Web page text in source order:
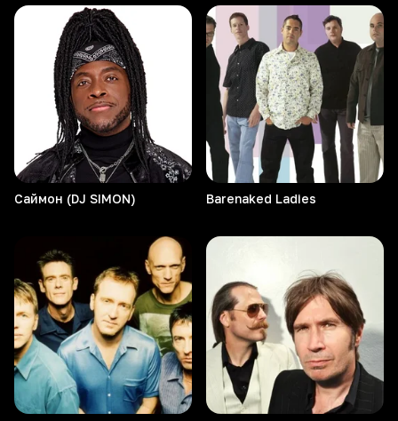
Саймон (DJ SIMON) Barenaked Ladies